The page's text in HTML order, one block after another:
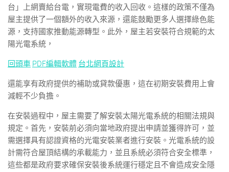
台」上網賣給台電，實現電費的收入回收。這樣的政策不僅為
屋主提供了一個額外的收入來源，還能鼓勵更多人選擇綠色能
源，支持國家推動能源轉型。此外，屋主若安裝符合規範的太
陽光電系統，
回頭車 PDF編輯軟體 台北網頁設計
還能享有政府提供的補助或貸款優惠，這在初期安裝費用上會
減輕不少負擔。
在安裝過程中，屋主需要了解安裝太陽光電系統的相關法規與
規定。首先，安裝前必須向當地政府提出申請並獲得許可，並
需選擇具有認證資格的光電安裝業者進行安裝。光電系統的設
計需符合屋頂結構的承載能力，並且系統必須符合安全標準，
這些都是政府要求確保安裝後系統運行穩定且不會造成安全隱